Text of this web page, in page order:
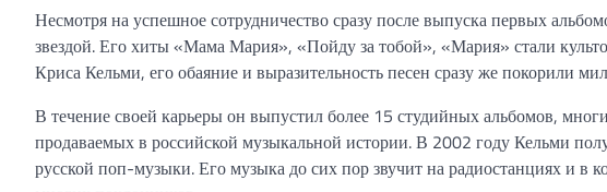
Несмотря на успешное сотрудничество сразу после выпуска первых
звездой. Его хиты «Мама Мария», «Пойду за тобой», «Мария» стали
Криса Кельми, его обаяние и выразительность песен сразу же покорили
В течение своей карьеры он выпустил более 15 студийных альбомов,
продаваемых в российской музыкальной истории. В 2002 году Кельми
русской поп-музыки. Его музыка до сих пор звучит на радиостанциях и в